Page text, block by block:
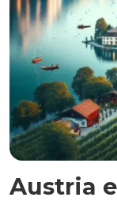
Austria